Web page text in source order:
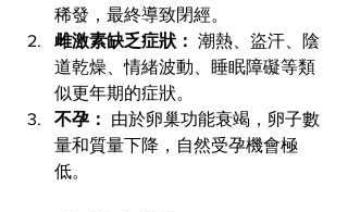
稀發，最終導致閉經。
雌激素缺乏症狀： 潮熱、盜汗、陰
道乾燥、情緒波動、睡眠障礙等類
似更年期的症狀。
不孕：
由於卵巢功能衰竭，卵子數
量和質量下降，自然受孕機會極
低。